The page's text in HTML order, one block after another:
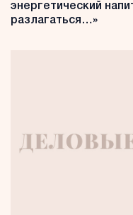
энергетический
разлагаться…»